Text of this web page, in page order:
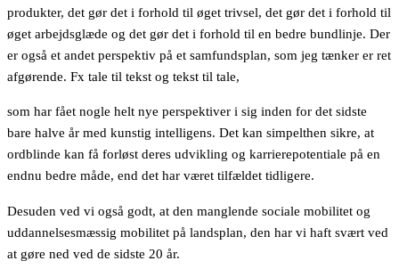
produkter, det gør det i forhold til øget trivsel, det gør det i forhold til
øget arbejdsglæde og det gør det i forhold til en bedre bundlinje. Der
er også et andet perspektiv på et samfundsplan, som jeg tænker er ret
afgørende. Fx tale til tekst og tekst til tale,
som har fået nogle helt nye perspektiver i sig inden for det sidste
bare halve år med kunstig intelligens. Det kan simpelthen sikre, at
ordblinde kan få forløst deres udvikling og karrierepotentiale på en
endnu bedre måde, end det har været tilfældet tidligere.
Desuden ved vi også godt, at den manglende sociale mobilitet og
uddannelsesmæssig mobilitet på landsplan, den har vi haft svært ved
at gøre ned ved de sidste 20 år.